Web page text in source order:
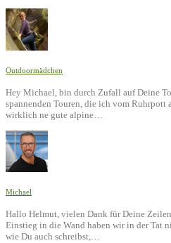
Outdoormädchen
Hey Michael, bin durch Zufall auf Deine
spannenden Touren, die ich vom Ruhrpott
wirklich ne gute alpine…
Michael
Hallo Helmut, vielen Dank für Deine
Einstieg in die Wand haben wir in der Tat
wie Du auch schreibst,…